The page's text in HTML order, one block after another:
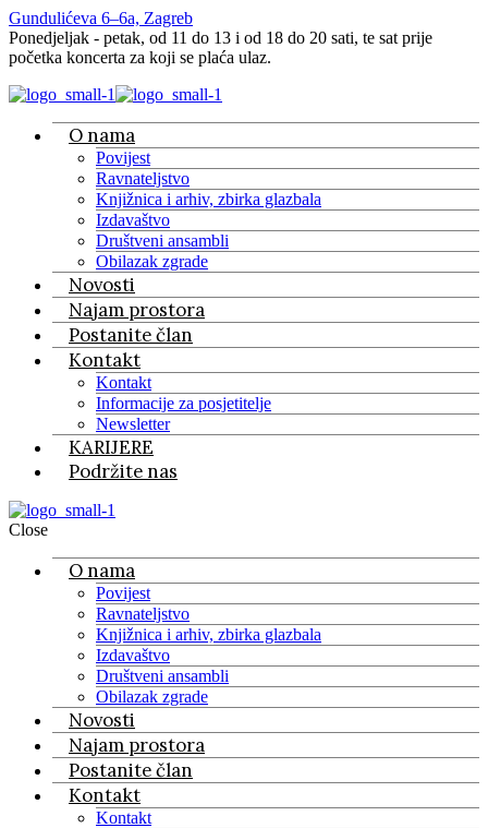
Gundulićeva 6–6a, Zagreb
Ponedjeljak - petak, od 11 do 13 i od 18 do 20 sati, te sat prije
početka koncerta za koji se plaća ulaz.
O nama
Povijest
Ravnateljstvo
Knjižnica i arhiv, zbirka glazbala
Izdavaštvo
Društveni ansambli
Obilazak zgrade
Novosti
Najam prostora
Postanite član
Kontakt
Kontakt
Informacije za posjetitelje
Newsletter
KARIJERE
Podržite nas
Close
O nama
Povijest
Ravnateljstvo
Knjižnica i arhiv, zbirka glazbala
Izdavaštvo
Društveni ansambli
Obilazak zgrade
Novosti
Najam prostora
Postanite član
Kontakt
Kontakt